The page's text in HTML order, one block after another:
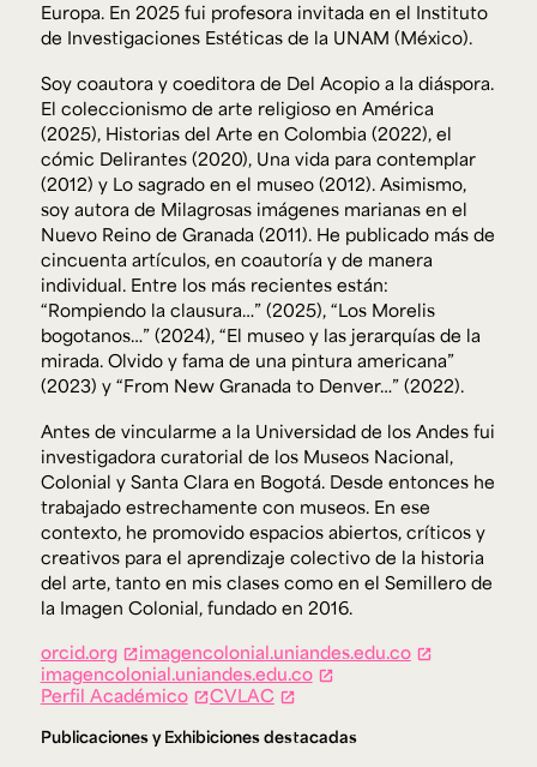
Europa. En 2025 fui profesora invitada en el Instituto
de Investigaciones Estéticas de la UNAM (México).
Soy coautora y coeditora de Del Acopio a la diáspora.
El coleccionismo de arte religioso en América
(2025), Historias del Arte en Colombia (2022), el
cómic Delirantes (2020), Una vida para contemplar
(2012) y Lo sagrado en el museo (2012). Asimismo,
soy autora de Milagrosas imágenes marianas en el
Nuevo Reino de Granada (2011). He publicado más de
cincuenta artículos, en coautoría y de manera
individual. Entre los más recientes están:
“Rompiendo la clausura…” (2025), “Los Morelis
bogotanos…” (2024), “El museo y las jerarquías de la
mirada. Olvido y fama de una pintura americana”
(2023) y “From New Granada to Denver…” (2022).
Antes de vincularme a la Universidad de los Andes fui
investigadora curatorial de los Museos Nacional,
Colonial y Santa Clara en Bogotá. Desde entonces he
trabajado estrechamente con museos. En ese
contexto, he promovido espacios abiertos, críticos y
creativos para el aprendizaje colectivo de la historia
del arte, tanto en mis clases como en el Semillero de
la Imagen Colonial, fundado en 2016.
orcid.org
imagencolonial.uniandes.edu.co
imagencolonial.uniandes.edu.co
Perfil Académico
CVLAC
Publicaciones y Exhibiciones destacadas